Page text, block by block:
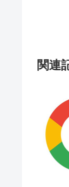
関連